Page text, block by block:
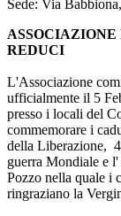
Sede: Via
REDUCI
L'Associazione
ufficialmente il 5
presso i locali del
commemorare i
della Liberazione,
guerra Mondiale e
Pozzo nella quale i
ringraziano la